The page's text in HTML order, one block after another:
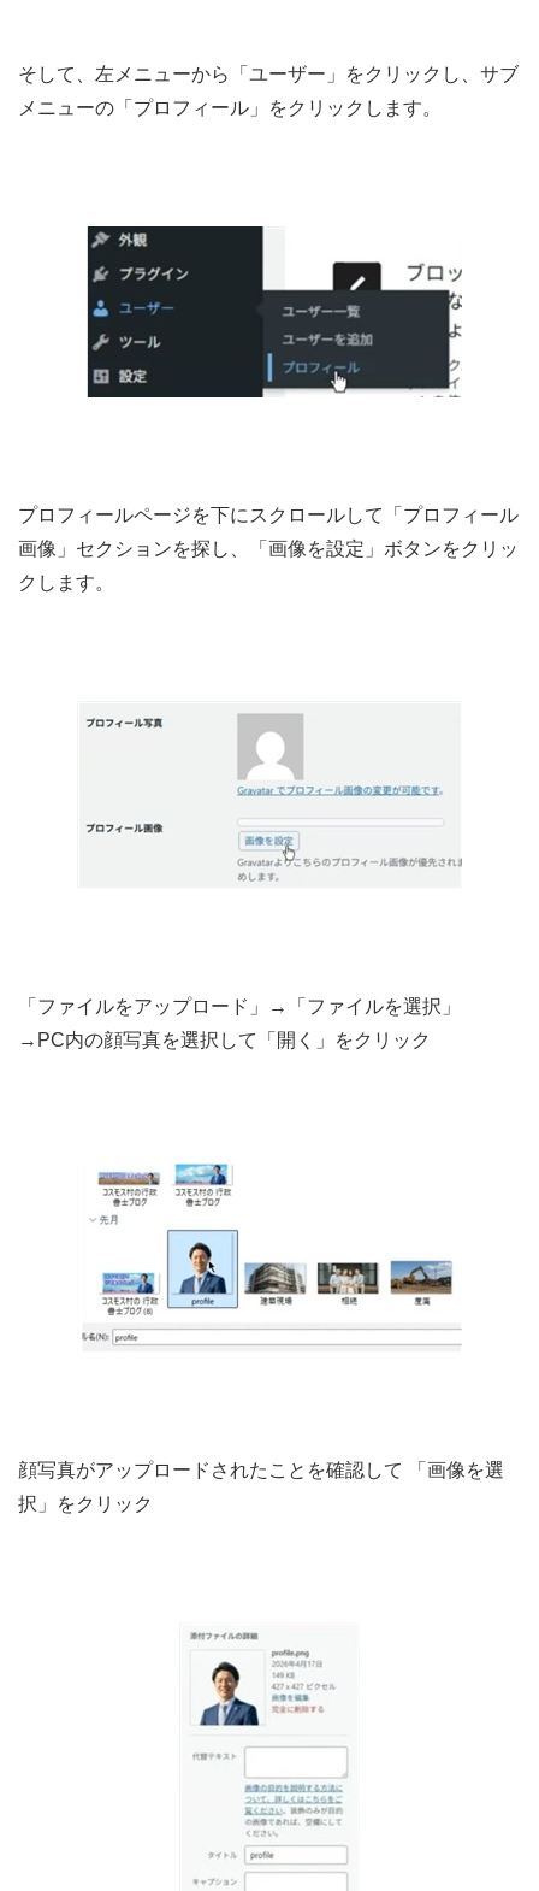
そして、左メニューから「ユーザー」をクリックし、サブ
メニューの「プロフィール」をクリックします。
プロフィールページを下にスクロールして「プロフィール
画像」セクションを探し、「画像を設定」ボタンをクリッ
クします。
「ファイルをアップロード」→「ファイルを選択」
→PC内の顔写真を選択して「開く」をクリック
顔写真がアップロードされたことを確認して 「画像を選
択」をクリック